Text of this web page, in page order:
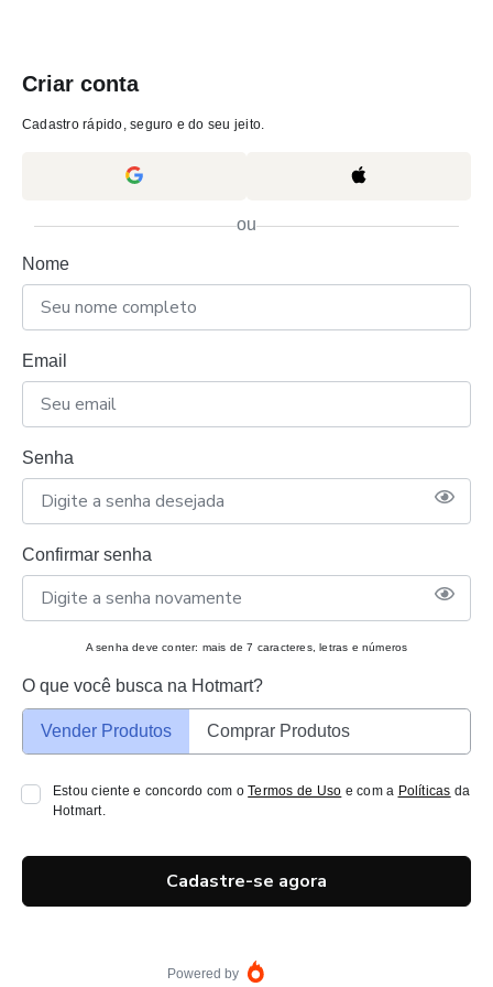
Criar conta
Cadastro rápido, seguro e do seu jeito.
ou
Nome
Email
Senha
Confirmar senha
A senha deve conter: mais de 7 caracteres, letras e números
O que você busca na Hotmart?
Vender Produtos Comprar Produtos
Estou ciente e concordo com oTermos de Uso e com a Políticas da
Hotmart.
Cadastre-se agora
Powered by